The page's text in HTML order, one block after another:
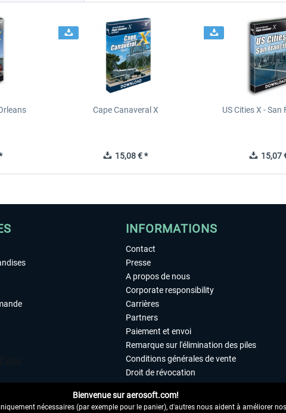
Cape Canaveral X
15,08 € *
US Cities X -
15,07
INFORMATIONS
Contact
Presse
A propos de nous
Corporate responsibility
Carrières
Partners
Paiement et envoi
Remarque sur l'élimination des piles
Conditions générales de vente
Droit de révocation
Accessibilité
Bienvenue sur aerosoft.com!
nécessaires (par exemple pour le panier), d'autres nous aident à améliorer